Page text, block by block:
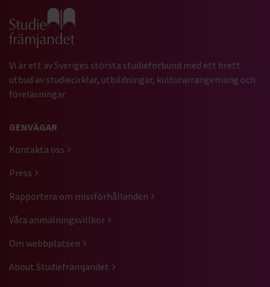
Gå till studiefrämjandets startsida
Vi är ett av Sveriges största studieförbund med ett brett
utbud av studiecirklar, utbildningar, kulturarrangemang och
föreläsningar.
GENVÄGAR
Kontakta oss
Press
Rapportera om missförhållanden
Våra anmälningsvillkor
Om webbplatsen
About Studiefrämjandet